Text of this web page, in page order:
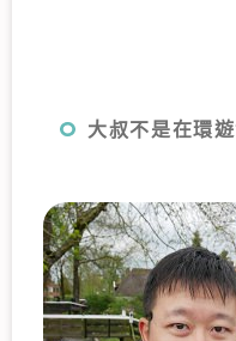
大叔不是在環